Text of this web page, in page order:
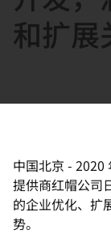
和扩展
中国北京 - 2020
提供商红帽公司
的企业优化、扩
势。